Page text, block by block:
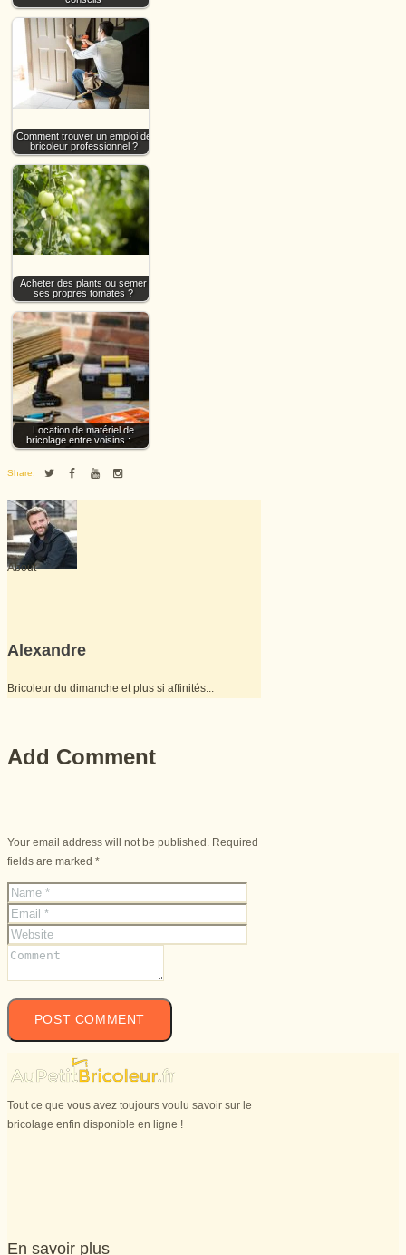
Comment trouver un emploi de
bricoleur professionnel ?
Acheter des plants ou semer
ses propres tomates ?
Location de matériel de
bricolage entre voisins :…
Share:
About
Alexandre
Bricoleur du dimanche et plus si affinités...
Add Comment
Your email address will not be published. Required
fields are marked *
Tout ce que vous avez toujours voulu savoir sur le
bricolage enfin disponible en ligne !
En savoir plus